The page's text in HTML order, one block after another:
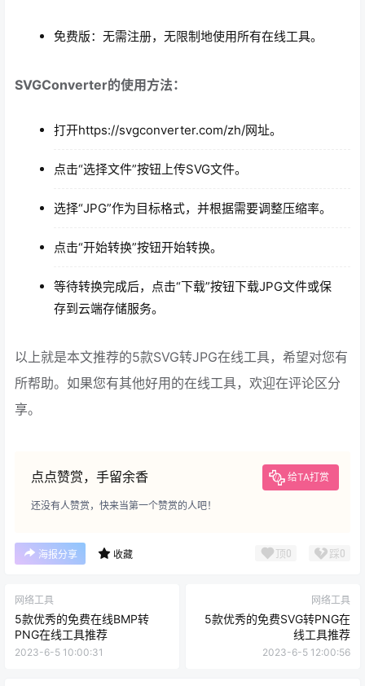
免费版：无需注册，无限制地使用所有在线工具。
SVGConverter的使用方法：
打开https://svgconverter.com/zh/网址。
点击“选择文件”按钮上传SVG文件。
选择“JPG”作为目标格式，并根据需要调整压缩率。
点击“开始转换”按钮开始转换。
等待转换完成后，点击“下载”按钮下载JPG文件或保
存到云端存储服务。
以上就是本文推荐的5款SVG转JPG在线工具，希望对您有
所帮助。如果您有其他好用的在线工具，欢迎在评论区分
享。
点点赞赏，手留余香 给TA打赏
还没有人赞赏，快来当第一个赞赏的人吧！
海报分享 收藏 顶0 踩0
网络工具
5款优秀的免费在线BMP转
PNG在线工具推荐
2023-6-5 10:00:31
网络工具
5款优秀的免费SVG转PNG在
线工具推荐
2023-6-5 12:00:56